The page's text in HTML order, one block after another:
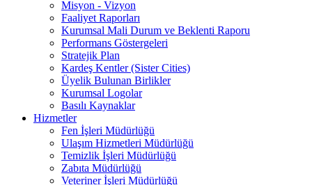
Misyon - Vizyon
Faaliyet Raporları
Kurumsal Mali Durum ve Beklenti Raporu
Performans Göstergeleri
Stratejik Plan
Kardeş Kentler (Sister Cities)
Üyelik Bulunan Birlikler
Kurumsal Logolar
Basılı Kaynaklar
Hizmetler
Fen İşleri Müdürlüğü
Ulaşım Hizmetleri Müdürlüğü
Temizlik İşleri Müdürlüğü
Zabıta Müdürlüğü
Veteriner İşleri Müdürlüğü